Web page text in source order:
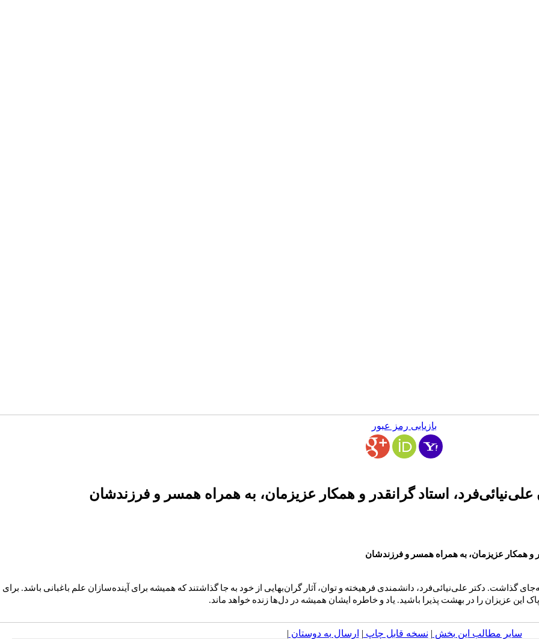
بازیابی رمز عبور
استاد گرانقدر و همکار عزیزمان، به همراه همسر و فرزندشان
و همکار عزیزمان، به همراه همسر و فرزندشان
گذاشت. دکتر علی‌نیائی‌فرد، دانشمندی فرهیخته و توان، آثار گران‌بهایی از خود به جا گذاشتند که همیشه برای آینده‌سازان علم باغبانی باشد. برای
این عزیزان را در بهشت پذیرا باشید. یاد و خاطره ایشان همیشه در دل‌ها زنده خواهد ماند.
سایر مطالب این بخش | نسخه قابل چاپ | ارسال به دوستان |